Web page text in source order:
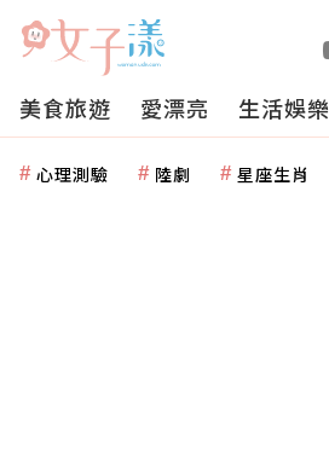
美食旅遊 愛漂亮 生活娛樂
心理測驗 陸劇 星座生肖